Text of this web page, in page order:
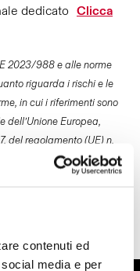
contenuti ed
media e per
dedicato Clicca
2023/988 e alle norme
riguarda i rischi e le
in cui i riferimenti sono
Europea,
del regolamento (UE) n.
prodotto correlati alle varie
regolamento-ue-2023-